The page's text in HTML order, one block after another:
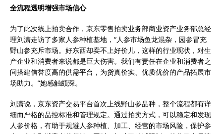
全流程透明增强市场信心
为了此次线上拍卖合作，京东零售拍卖业务部商业资产业务部总经
理刘潇走访了多家人参种植基地，“人参市场鱼龙混杂，园参冒充
野山参充斥市场。好东西却卖不上好价儿，这样的行业现状，对生
产企业和消费者来说都是巨大伤害。我们有责任在企业和消费者之
间搭建信誉度高的供需平台，为货真价实、优质优价的产品拓展市
场助力。”她感触颇深。
刘潇说，京东资产交易平台首次上线野山参品种，整个流程都有详
细而严格的品控标准和管理规定。通过拍卖方式，可以稳定和发现
人参价格，有助于规避人参种植、加工、经营的市场风险，保护参